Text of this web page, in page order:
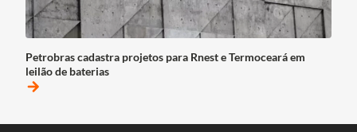
Petrobras cadastra projetos para Rnest e Termoceará em
leilão de baterias
arrow_forward